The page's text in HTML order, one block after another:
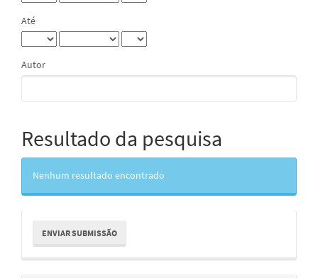
Até
Autor
Resultado da pesquisa
Nenhum resultado encontrado
Enviar
Submissão
ENVIAR SUBMISSÃO